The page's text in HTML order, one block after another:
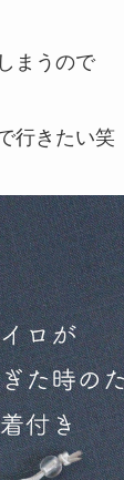
まうので
行きたい笑